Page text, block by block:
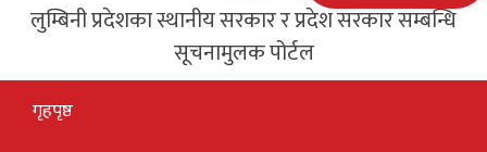
लुम्बिनी प्रदेशका स्थानीय सरकार र प्रदेश सरकार सम्बन्धि
सूचनामुलक पोर्टल
गृहपृष्ठ